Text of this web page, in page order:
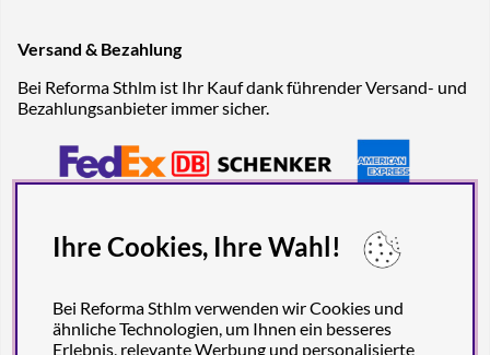
Versand & Bezahlung
Bei Reforma Sthlm ist Ihr Kauf dank führender Versand- und
Bezahlungsanbieter immer sicher.
Ihre Cookies, Ihre Wahl!
Bei Reforma Sthlm verwenden wir Cookies und
ähnliche Technologien, um Ihnen ein besseres
Erlebnis, relevante Werbung und personalisierte